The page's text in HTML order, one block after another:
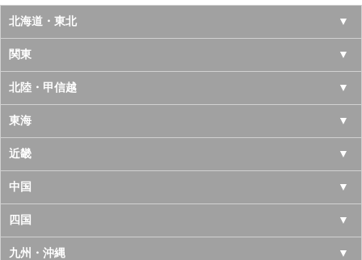
北海道・東北
北海道
青森県
岩手県
宮城県
秋田県
山形県
福島県
関東
東京都
神奈川県
千葉県
埼玉県
茨城県
栃木県
北陸・甲信越
山梨県
長野県
新潟県
富山県
石川県
東海
愛知県
岐阜県
三重県
静岡県
近畿
大阪府
京都府
兵庫県
中国
鳥取県
島根県
四国
徳島県
九州・沖縄